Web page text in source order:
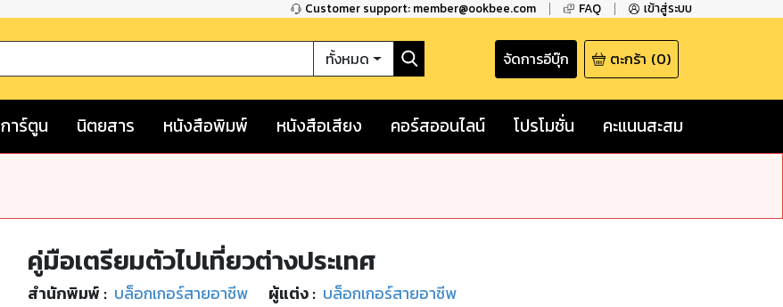
Customer support: member@ookbee.com FAQ เข้าสู่ระบบ
ทั้งหมด จัดการอีบุ๊ก ตะกร้า (0)
การ์ตูน นิตยสาร หนังสือพิมพ์ หนังสือเสียง คอร์สออนไลน์ โปรโมชั่น คะแนนสะสม
คู่มือเตรียมตัวไปเที่ยวต่างประเทศ
สำนักพิมพ์ : บล็อกเกอร์สายอาชีพ ผู้แต่ง : บล็อกเกอร์สายอาชีพ